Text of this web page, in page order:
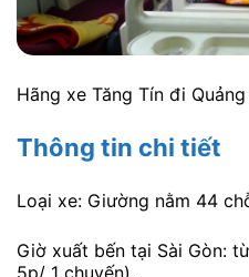
Hãng xe Tăng Tín đi
Thông tin chi tiết
Loại xe: Giường nằm 44
Giờ xuất bến tại Sài Gòn: